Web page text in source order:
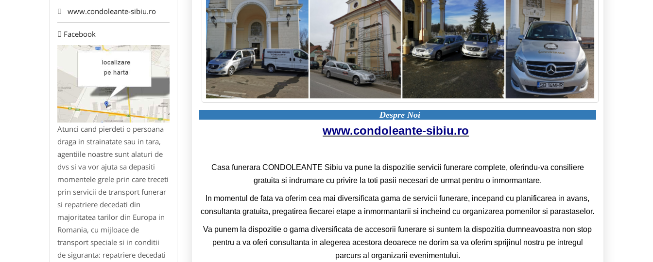
www.condoleante-sibiu.ro
Facebook
Atunci cand pierdeti o persoana
draga in strainatate sau in tara,
agentiile noastre sunt alaturi de
dvs si va vor ajuta sa depasiti
momentele grele prin care treceti
prin servicii de transport funerar
si repatriere decedati din
majoritatea tarilor din Europa in
Romania, cu mijloace de
transport speciale si in conditii
de siguranta: repatriere decedati
Despre Noi
www.condoleante-sibiu.ro
Casa funerara CONDOLEANTE Sibiu va pune la dispozitie servicii funerare complete, oferindu-va consiliere
gratuita si indrumare cu privire la toti pasii necesari de urmat pentru o inmormantare.
In momentul de fata va oferim cea mai diversificata gama de servicii funerare, incepand cu planificarea in avans,
consultanta gratuita, pregatirea fiecarei etape a inmormantarii si incheind cu organizarea pomenilor si parastaselor.
Va punem la dispozitie o gama diversificata de accesorii funerare si suntem la dispozitia dumneavoastra non stop
pentru a va oferi consultanta in alegerea acestora deoarece ne dorim sa va oferim sprijinul nostru pe intregul
parcurs al organizarii evenimentului.